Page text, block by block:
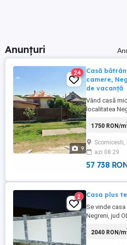
Anunțuri
9
24
Casă
camere,
de vacanță
Vând casă
localitatea
pentru cei
casă ușor de
Specificații și
camere
1750 RON/m
Scornicesti,
azi 08:29
57 738
2 Casa plus
Se vinde
Negreni, jud
aparte,
2040 RON/m